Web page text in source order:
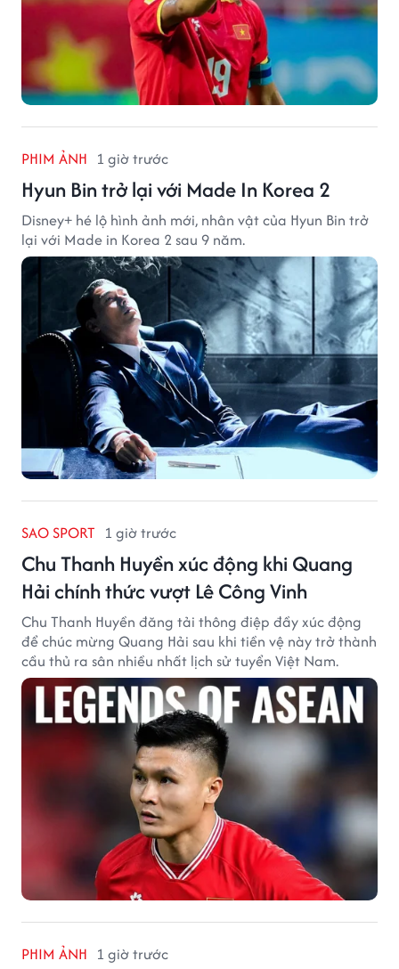
PHIM ẢNH 1 giờ trước
Hyun Bin trở lại với Made In Korea 2
Disney+ hé lộ hình ảnh mới, nhân vật của Hyun Bin trở
lại với Made in Korea 2 sau 9 năm.
SAO SPORT 1 giờ trước
Chu Thanh Huyền xúc động khi Quang
Hải chính thức vượt Lê Công Vinh
Chu Thanh Huyền đăng tải thông điệp đầy xúc động
để chúc mừng Quang Hải sau khi tiền vệ này trở thành
cầu thủ ra sân nhiều nhất lịch sử tuyển Việt Nam.
PHIM ẢNH 1 giờ trước